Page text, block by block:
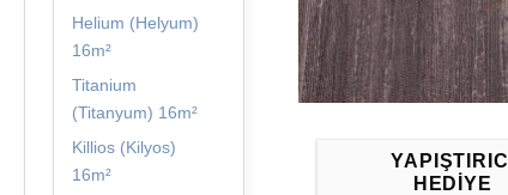
Helium (Helyum)
16m²
Titanium
(Titanyum) 16m²
Killios (Kilyos)
16m²
YAPIŞTIRICI
HEDIYE